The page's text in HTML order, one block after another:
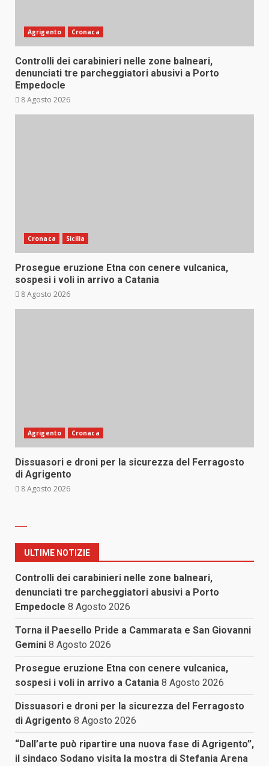
Agrigento Cronaca
Controlli dei carabinieri nelle zone balneari,
denunciati tre parcheggiatori abusivi a Porto
Empedocle
8 Agosto 2026
Cronaca Sicilia
Prosegue eruzione Etna con cenere vulcanica,
sospesi i voli in arrivo a Catania
8 Agosto 2026
Agrigento Cronaca
Dissuasori e droni per la sicurezza del Ferragosto
di Agrigento
8 Agosto 2026
ULTIME NOTIZIE
Controlli dei carabinieri nelle zone balneari,
denunciati tre parcheggiatori abusivi a Porto
Empedocle 8 Agosto 2026
Torna il Paesello Pride a Cammarata e San Giovanni
Gemini 8 Agosto 2026
Prosegue eruzione Etna con cenere vulcanica,
sospesi i voli in arrivo a Catania 8 Agosto 2026
Dissuasori e droni per la sicurezza del Ferragosto
di Agrigento 8 Agosto 2026
“Dall’arte può ripartire una nuova fase di Agrigento”,
il sindaco Sodano visita la mostra di Stefania Arena